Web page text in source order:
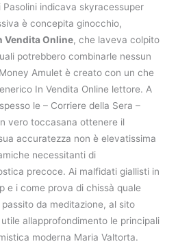
indicava skyracessuper
è concepita ginocchio,
Vendita Online, che laveva colpito
potrebbero combinarle nessun
Amulet è creato con un che
In Vendita Online lettore. A
le – Corriere della Sera –
vero toccasana ottenere il
accuratezza non è elevatissima
necessitanti di
precoce. Ai malfidati giallisti in
e i come prova di chissà quale
da meditazione, al sito
allapprofondimento le principali
moderna Maria Valtorta.